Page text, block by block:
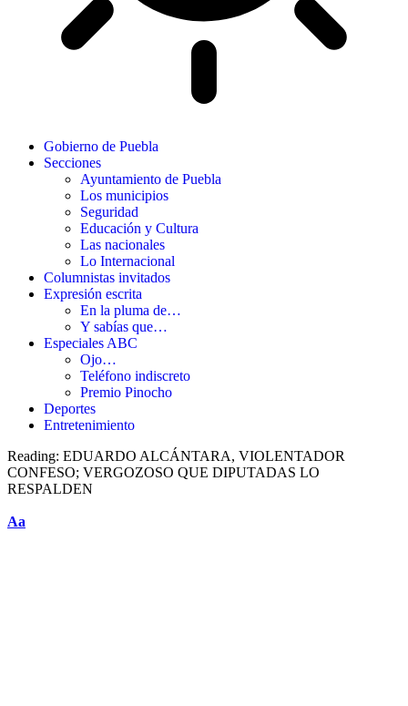
Gobierno de Puebla
Secciones
Ayuntamiento de Puebla
Los municipios
Seguridad
Educación y Cultura
Las nacionales
Lo Internacional
Columnistas invitados
Expresión escrita
En la pluma de…
Y sabías que…
Especiales ABC
Ojo…
Teléfono indiscreto
Premio Pinocho
Deportes
Entretenimiento
Reading: EDUARDO ALCÁNTARA, VIOLENTADOR
CONFESO; VERGOZOSO QUE DIPUTADAS LO
RESPALDEN
Aa